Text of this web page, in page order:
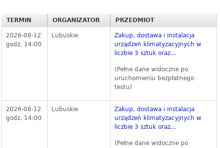
TERMIN ORGANIZATOR PRZEDMIOT
2026-08-12
godz. 14:00
Lubuskie
Zakup, dostawa i instalacja
urządzeń klimatyzacyjnych w
liczbie 3 sztuk oraz...
(Pełne dane widoczne po
uruchomieniu bezpłatnego
testu)
2026-08-12
godz. 14:00
Lubuskie
Zakup, dostawa i instalacja
urządzeń klimatyzacyjnych w
liczbie 3 sztuk oraz...
(Pełne dane widoczne po